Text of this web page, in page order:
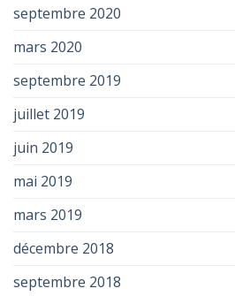
septembre 2020
mars 2020
septembre 2019
juillet 2019
juin 2019
mai 2019
mars 2019
décembre 2018
septembre 2018